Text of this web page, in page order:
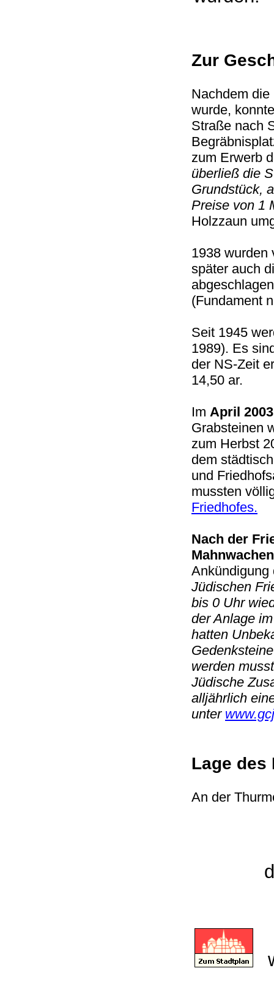
Zur
Nachdem
wurde,
Straße nach
zum Erwerb
überließ die
Grundstück,
Preise von 1
Holzzaun
1938 wurden
später auch
(Fundament
Seit 1945
1989). Es
der NS-Zeit
14,50 ar.
Im April
Grabsteinen
zum Herbst
dem
und
mussten
Friedhofes.
Nach der
Ankündigung
Jüdischen
bis 0 Uhr
der Anlage
hatten
werden
Jüdische
alljährlich
unter
Lage des
An der